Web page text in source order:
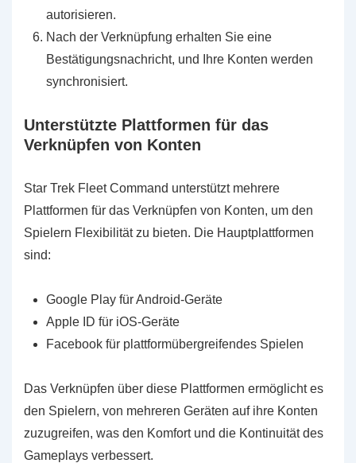
autorisieren.
Nach der Verknüpfung erhalten Sie eine
Bestätigungsnachricht, und Ihre Konten werden
synchronisiert.
Unterstützte Plattformen für das
Verknüpfen von Konten
Star Trek Fleet Command unterstützt mehrere
Plattformen für das Verknüpfen von Konten, um den
Spielern Flexibilität zu bieten. Die Hauptplattformen
sind:
Google Play für Android-Geräte
Apple ID für iOS-Geräte
Facebook für plattformübergreifendes Spielen
Das Verknüpfen über diese Plattformen ermöglicht es
den Spielern, von mehreren Geräten auf ihre Konten
zuzugreifen, was den Komfort und die Kontinuität des
Gameplays verbessert.